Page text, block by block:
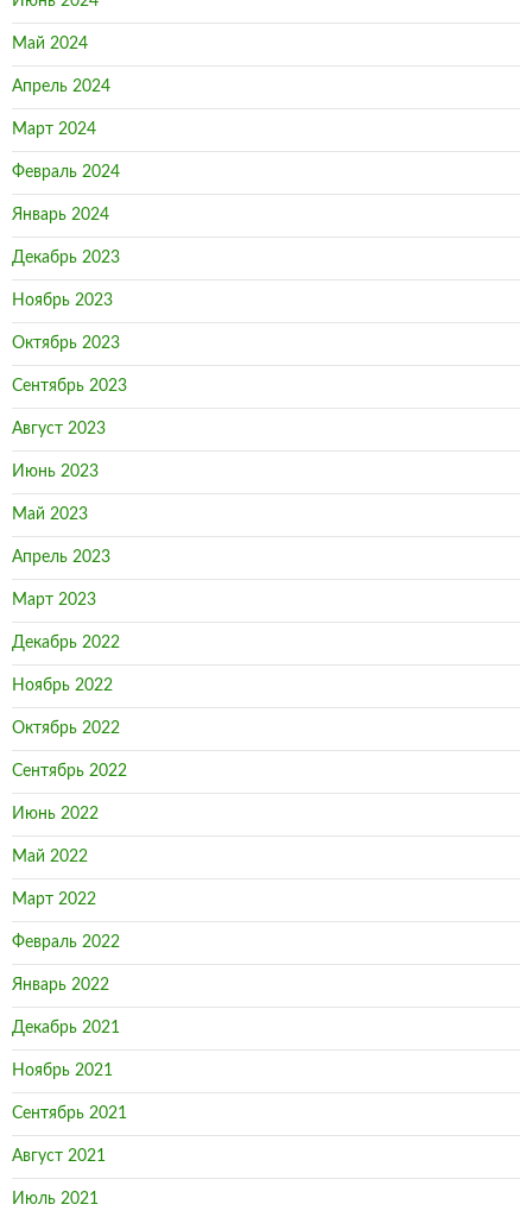
Май 2024
Апрель 2024
Март 2024
Февраль 2024
Январь 2024
Декабрь 2023
Ноябрь 2023
Октябрь 2023
Сентябрь 2023
Август 2023
Июнь 2023
Май 2023
Апрель 2023
Март 2023
Декабрь 2022
Ноябрь 2022
Октябрь 2022
Сентябрь 2022
Июнь 2022
Май 2022
Март 2022
Февраль 2022
Январь 2022
Декабрь 2021
Ноябрь 2021
Сентябрь 2021
Август 2021
Июль 2021